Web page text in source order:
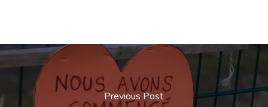
Previous Post